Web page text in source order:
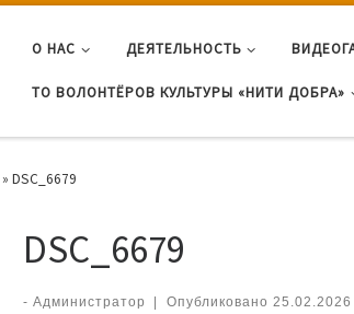
О НАС ДЕЯТЕЛЬНОСТЬ
ТО ВОЛОНТЁРОВ КУЛЬТУРЫ «НИТИ ДОБРА»
» DSC_6679
DSC_6679
- Администратор | Опубликовано 25.02.2026